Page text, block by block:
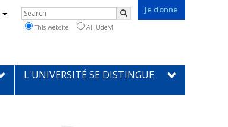
Je donne
Rechercher
Search
This website All UdeM
L'UNIVERSITÉ SE DISTINGUE